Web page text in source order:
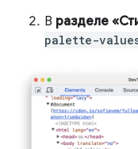
В разделе
palette-